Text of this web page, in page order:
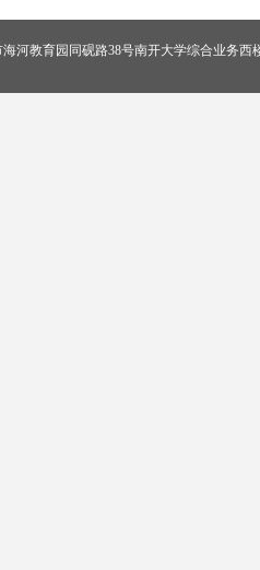
海河教育园同砚路38号南开大学综合业务西